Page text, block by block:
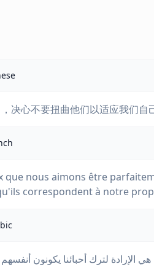
决心不要扭曲他们以适应我们自
que nous aimons être
correspondent à notre